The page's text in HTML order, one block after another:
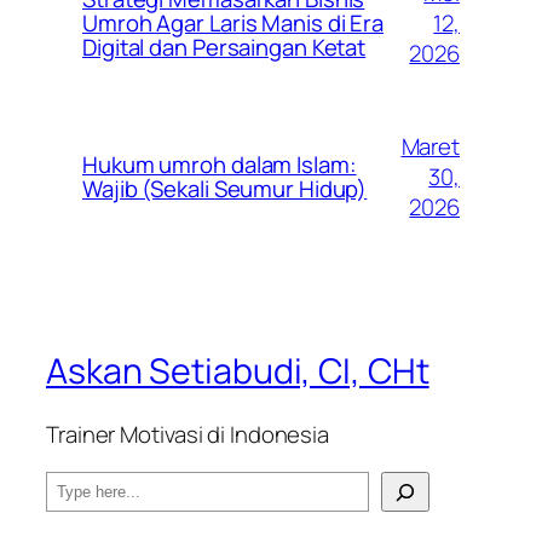
Umroh Agar Laris Manis di Era
Digital dan Persaingan Ketat
12,
2026
Hukum umroh dalam Islam:
Wajib (Sekali Seumur Hidup)
Maret
30,
2026
Askan Setiabudi, CI, CHt
Trainer Motivasi di Indonesia
S
e